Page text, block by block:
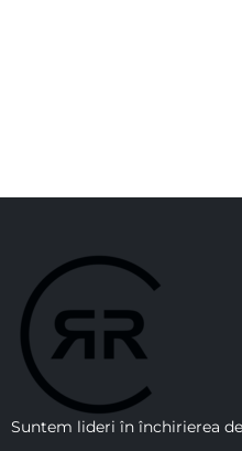
Suntem lideri în închirierea